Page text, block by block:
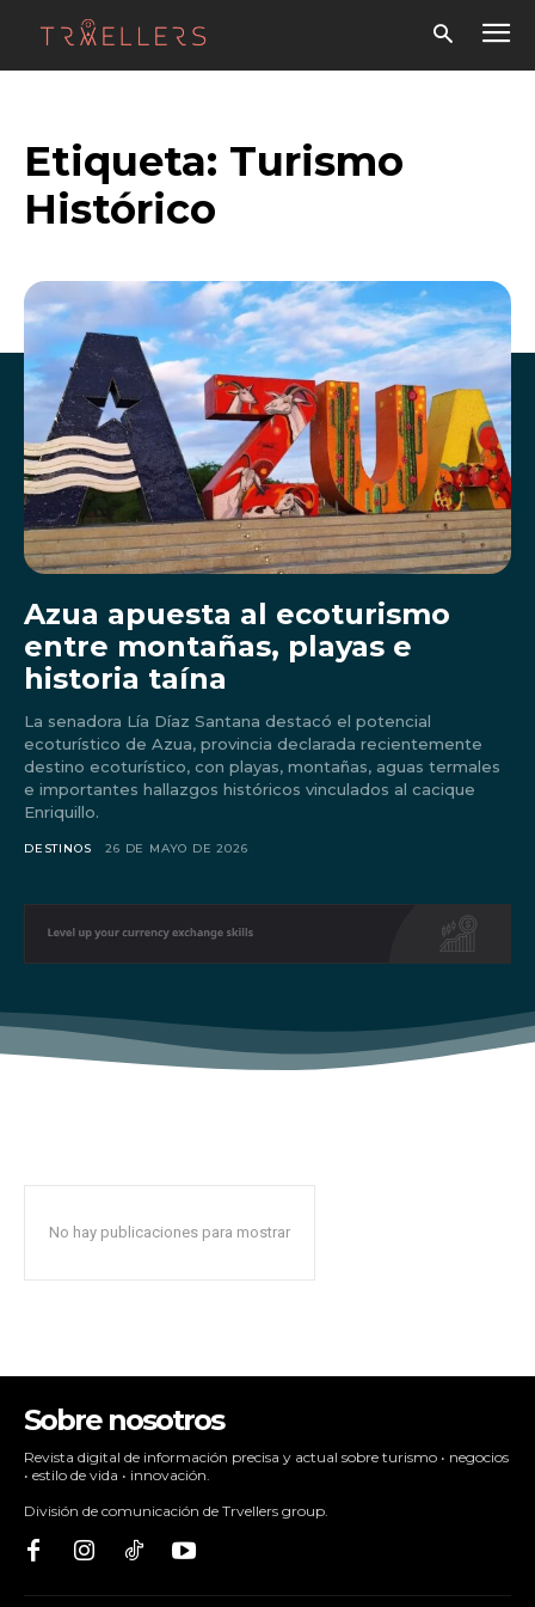
out!
Sing up for our newsletter
Etiqueta: Turismo
Histórico
Azua apuesta al ecoturismo
entre montañas, playas e
historia taína
La senadora Lía Díaz Santana destacó el potencial
ecoturístico de Azua, provincia declarada recientemente
destino ecoturístico, con playas, montañas, aguas termales
e importantes hallazgos históricos vinculados al cacique
Enriquillo.
DESTINOS 26 DE MAYO DE 2026
No hay publicaciones para mostrar
Sobre nosotros
Revista digital de información precisa y actual sobre turismo • negocios
• estilo de vida • innovación.
División de comunicación de Trvellers group.